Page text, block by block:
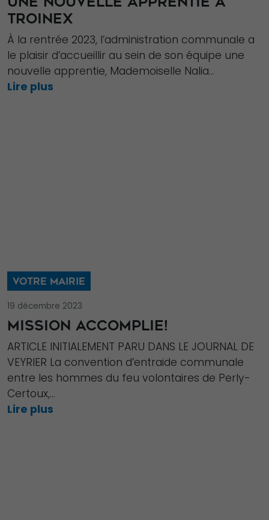
TROINEX
À la rentrée 2023, l’administration communale a
le plaisir d’accueillir au sein de son équipe une
nouvelle apprentie, Mademoiselle Nalia...
Lire plus
VOTRE MAIRIE
19 décembre 2023
MISSION ACCOMPLIE!
ARTICLE INITIALEMENT PARU DANS LE JOURNAL DE
VEYRIER La convention d’entraide communale
entre les hommes du feu volontaires de Perly-
Certoux,...
Lire plus
Afin que notre
site Web
fonctionne
comportement
lorsque vous
visitez notre
site, vous
augmentez les